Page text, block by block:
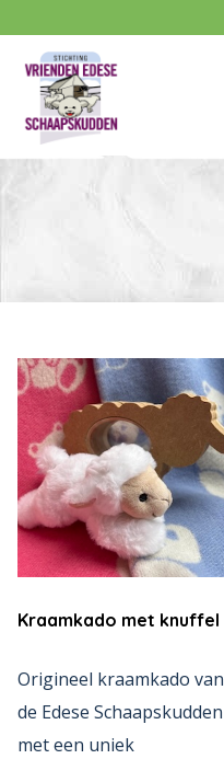
Kraamkado met knuffel
Origineel kraamkado van
de Edese Schaapskudden
met een uniek